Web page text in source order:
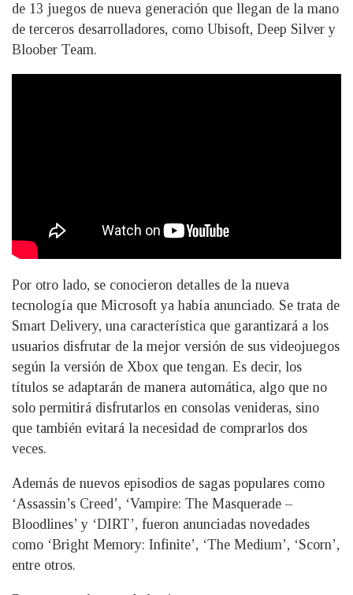
de 13 juegos de nueva generación que llegan de la mano
de terceros desarrolladores, como Ubisoft, Deep Silver y
Bloober Team.
Por otro lado, se conocieron detalles de la nueva
tecnología que Microsoft ya había anunciado. Se trata de
Smart Delivery, una característica que garantizará a los
usuarios disfrutar de la mejor versión de sus videojuegos
según la versión de Xbox que tengan. Es decir, los
títulos se adaptarán de manera automática, algo que no
solo permitirá disfrutarlos en consolas venideras, sino
que también evitará la necesidad de comprarlos dos
veces.
Además de nuevos episodios de sagas populares como
‘Assassin’s Creed’, ‘Vampire: The Masquerade –
Bloodlines’ y ‘DIRT’, fueron anunciadas novedades
como ‘Bright Memory: Infinite’, ‘The Medium’, ‘Scorn’,
entre otros.